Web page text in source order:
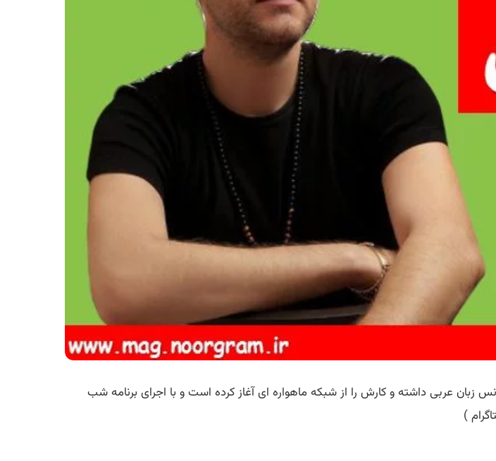
تهران به دنیا آمده است ، لیسانس زبان عربی داشته و کارش را از شبکه ماهواره ای آغاز کرده است و با اجرای برنامه شب
)